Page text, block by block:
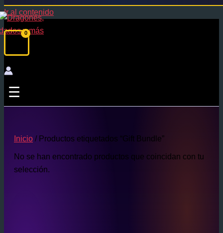
Ir al contenido
☰
Inicio / Productos etiquetados “Gift Bundle”
No se han encontrado productos que coincidan con tu
selección.